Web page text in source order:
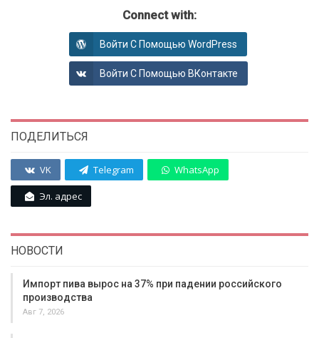
Connect with:
Войти С Помощью WordPress
Войти С Помощью ВКонтакте
ПОДЕЛИТЬСЯ
VK Telegram WhatsApp
Эл. адрес
НОВОСТИ
Импорт пива вырос на 37% при падении российского
производства
Авг 7, 2026